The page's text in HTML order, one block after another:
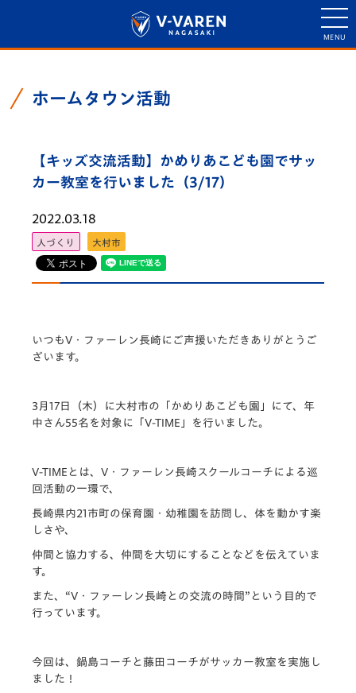
ホームタウン活動
【キッズ交流活動】かめりあこども園でサッ
カー教室を行いました（3/17）
2022.03.18
人づくり 大村市
いつもV・ファーレン長崎にご声援いただきありがとうご
ざいます。
3月17日（木）に大村市の「かめりあこども園」にて、年
中さん55名を対象に「V-TIME」を行いました。
V-TIMEとは、V・ファーレン長崎スクールコーチによる巡
回活動の一環で、
長崎県内21市町の保育園・幼稚園を訪問し、体を動かす楽
しさや、
仲間と協力する、仲間を大切にすることなどを伝えていま
す。
また、“V・ファーレン長崎との交流の時間”という目的で
行っています。
今回は、鍋島コーチと藤田コーチがサッカー教室を実施し
ました！